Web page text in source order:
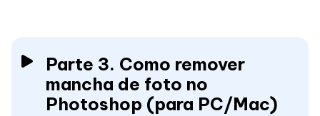
Parte 3. Como remover
mancha de foto no
Photoshop (para PC/Mac)